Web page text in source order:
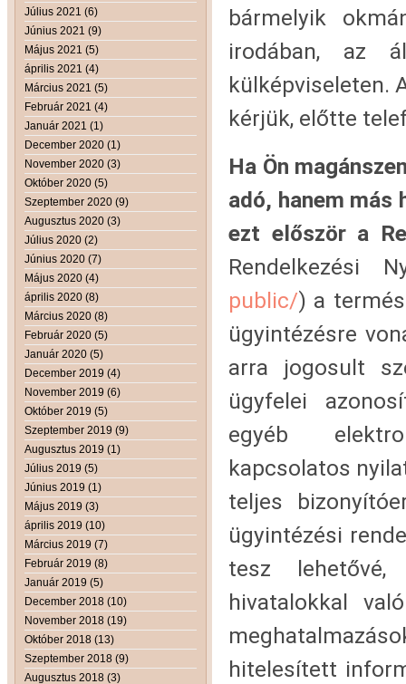
Július 2021 (6)
Június 2021 (9)
Május 2021 (5)
április 2021 (4)
Március 2021 (5)
Február 2021 (4)
Január 2021 (1)
December 2020 (1)
November 2020 (3)
Október 2020 (5)
Szeptember 2020 (9)
Augusztus 2020 (3)
Július 2020 (2)
Június 2020 (7)
Május 2020 (4)
április 2020 (8)
Március 2020 (8)
Február 2020 (5)
Január 2020 (5)
December 2019 (4)
November 2019 (6)
Október 2019 (5)
Szeptember 2019 (9)
Augusztus 2019 (1)
Július 2019 (5)
Június 2019 (1)
Május 2019 (3)
április 2019 (10)
Március 2019 (7)
Február 2019 (8)
Január 2019 (5)
December 2018 (10)
November 2018 (19)
Október 2018 (13)
Szeptember 2018 (9)
Augusztus 2018 (3)
bármelyik
irodában, az
külképviseleten.
kérjük, előtte
Ha Ön
adó, hanem
ezt először a
Rendelkezési
public/) a
ügyintézésre
arra jogosult
ügyfelei
egyéb
kapcsolatos
teljes
ügyintézési
tesz lehetővé,
hivatalokkal
hitelesített